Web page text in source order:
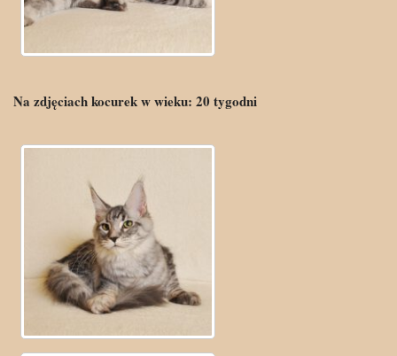
Na zdjęciach kocurek w wieku: 20 tygodni